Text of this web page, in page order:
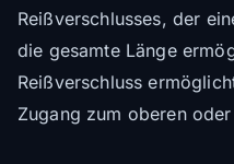
Reißverschlusses, der
die gesamte Länge
Reißverschluss
Zugang zum oberen